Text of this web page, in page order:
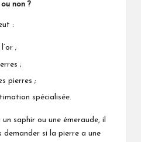
non ?
:
;
;
pierres ;
spécialisée.
saphir ou une émeraude, il
si la pierre a une